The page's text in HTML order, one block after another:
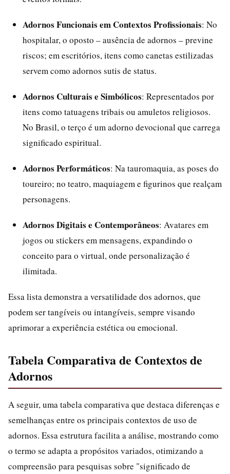
Adornos Funcionais em Contextos Profissionais: No
hospitalar, o oposto – ausência de adornos – previne
riscos; em escritórios, itens como canetas estilizadas
servem como adornos sutis de status.
Adornos Culturais e Simbólicos: Representados por
itens como tatuagens tribais ou amuletos religiosos.
No Brasil, o terço é um adorno devocional que carrega
significado espiritual.
Adornos Performáticos: Na tauromaquia, as poses do
toureiro; no teatro, maquiagem e figurinos que realçam
personagens.
Adornos Digitais e Contemporâneos: Avatares em
jogos ou stickers em mensagens, expandindo o
conceito para o virtual, onde personalização é
ilimitada.
Essa lista demonstra a versatilidade dos adornos, que
podem ser tangíveis ou intangíveis, sempre visando
aprimorar a experiência estética ou emocional.
Tabela Comparativa de Contextos de
Adornos
A seguir, uma tabela comparativa que destaca diferenças e
semelhanças entre os principais contextos de uso de
adornos. Essa estrutura facilita a análise, mostrando como
o termo se adapta a propósitos variados, otimizando a
compreensão para pesquisas sobre "significado de